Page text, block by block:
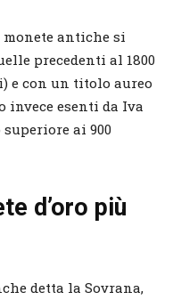
antiche si
precedenti al 1800
e con un titolo aureo
invece esenti da Iva
ai 900
d’oro più
detta la Sovrana,